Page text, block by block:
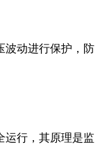
波动进行保护，防
运行，其原理是监